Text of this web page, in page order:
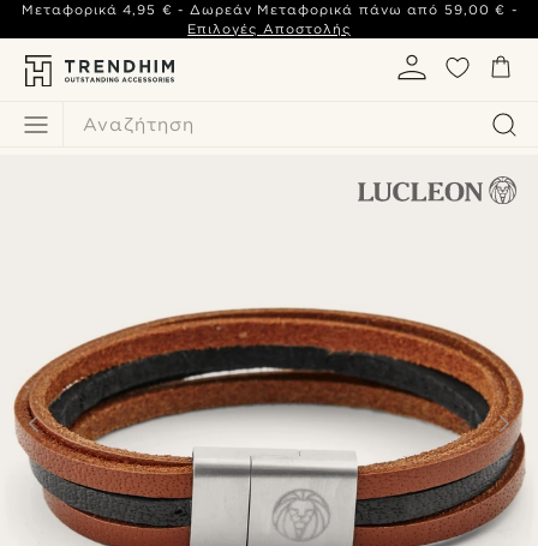
Αναζήτηση
Μεταφορικά 4,95 € - Δωρεάν Μεταφορικά πάνω από 59,00 € -
Επιλογές Αποστολής